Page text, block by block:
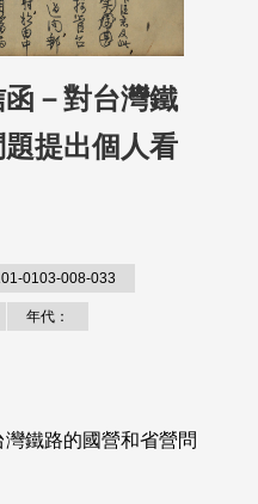
－對台灣鐵
提出個人看
0103-008-033
年代：
鐵路的國營和省營問